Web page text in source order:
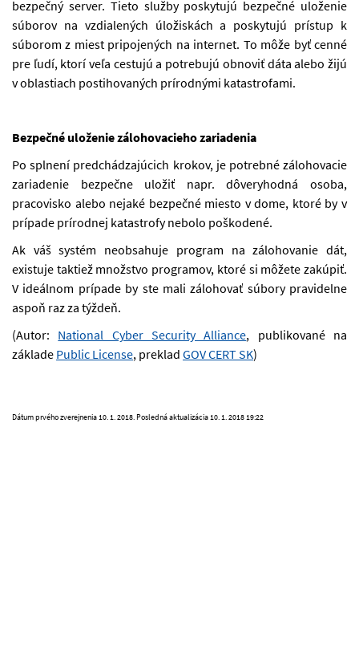
bezpečný server. Tieto služby poskytujú bezpečné uloženie
súborov na vzdialených úložiskách a poskytujú prístup k
súborom z miest pripojených na internet. To môže byť cenné
pre ľudí, ktorí veľa cestujú a potrebujú obnoviť dáta alebo žijú
v oblastiach postihovaných prírodnými katastrofami.
Bezpečné uloženie zálohovacieho zariadenia
Po splnení predchádzajúcich krokov, je potrebné zálohovacie
zariadenie bezpečne uložiť napr. dôveryhodná osoba,
pracovisko alebo nejaké bezpečné miesto v dome, ktoré by v
prípade prírodnej katastrofy nebolo poškodené.
Ak váš systém neobsahuje program na zálohovanie dát,
existuje taktiež množstvo programov, ktoré si môžete zakúpiť.
V ideálnom prípade by ste mali zálohovať súbory pravidelne
aspoň raz za týždeň.
(Autor: National Cyber Security Alliance, publikované na
základe Public License, preklad GOV CERT SK)
Dátum prvého zverejnenia10. 1. 2018. Posledná aktualizácia10. 1. 2018 19:22